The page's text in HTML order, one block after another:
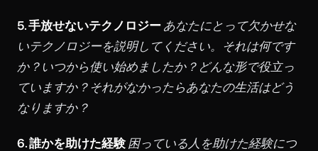
5. 手放せないテクノロジー あなたにとって欠かせな
いテクノロジーを説明してください。それは何です
か？いつから使い始めましたか？どんな形で役立っ
ていますか？それがなかったらあなたの生活はどう
なりますか？
6. 誰かを助けた経験 困っている人を助けた経験につ